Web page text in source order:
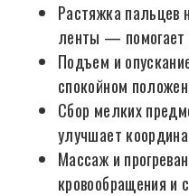
Растяжка пальцев
ленты — помогает
Подъем и
спокойном
Сбор мелких
улучшает
Массаж и
кровообращения и